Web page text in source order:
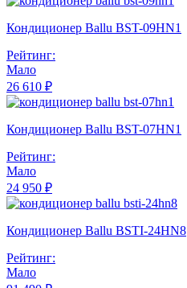
Кондиционер Ballu BST-09HN1
Рейтинг:
Мало
26 610 ₽
Кондиционер Ballu BST-07HN1
Рейтинг:
Мало
24 950 ₽
Кондиционер Ballu BSTI-24HN8
Рейтинг:
Мало